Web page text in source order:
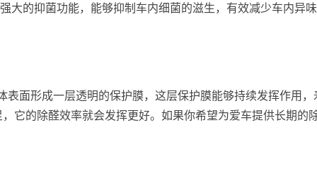
大的抑菌功能，能够抑制车内细菌的滋生，有效减少车内异
面形成一层透明的保护膜，这层保护膜能够持续发挥作用，
它的除醛效率就会发挥更好。如果你希望为爱车提供长期的